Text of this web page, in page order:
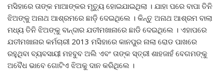
ମସିହାରେ ତାଙ୍କ ମାଆଙ୍କର ମୃତ୍ୟୁ ହୋଇଯାଇଥିଲା । ଯାହା ପରେ ବାପା ତିନି
ଝିଅଙ୍କୁ ଅନାଥ ଆଶ୍ରମରେ ଛାଡ଼ି ଦେଇଥିଲେ । କିନ୍ତୁ ଅନାଥ ଆଶ୍ରମ ବାଲା
ମଧ୍ୟ ତିନି ଝିଅଙ୍କୁ ବାନ୍ଦାର ଯତୀମଖାନାରେ ଛାଡି ଦେଇଥିଲେ । ଏହାପରେ
ଯତୀମଖାନାର କର୍ମଚାରୀ 2013 ମସିହାରେ କାନପୁର ନାଲା ରୋଡ ପାଖରେ
ରହୁଥିବା ବ୍ୟବସାୟୀ ମହବୁବ ଅଲି ଏବଂ ତାଙ୍କ ସ୍ତ୍ରୀ ଶାହଜାହଁ ବେଗମଙ୍କୁ
ଅବୈଧ ଭାବେ ଗୋଟିଏ ଝିଅକୁ ଦାନ କରିଥିଲେ ।